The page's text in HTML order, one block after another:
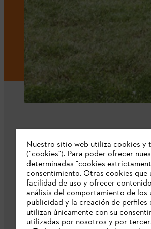
Nuestra
Sobre
Prensa
Catálogo
Nuestro sitio web utiliza cookies y
("cookies"). Para poder ofrecer
determinadas "cookies
consentimiento. Otras cookies
facilidad de uso y ofrecer
análisis del comportamiento de los
publicidad y la creación de perfiles
utilizan únicamente con su
utilizadas por nosotros y por